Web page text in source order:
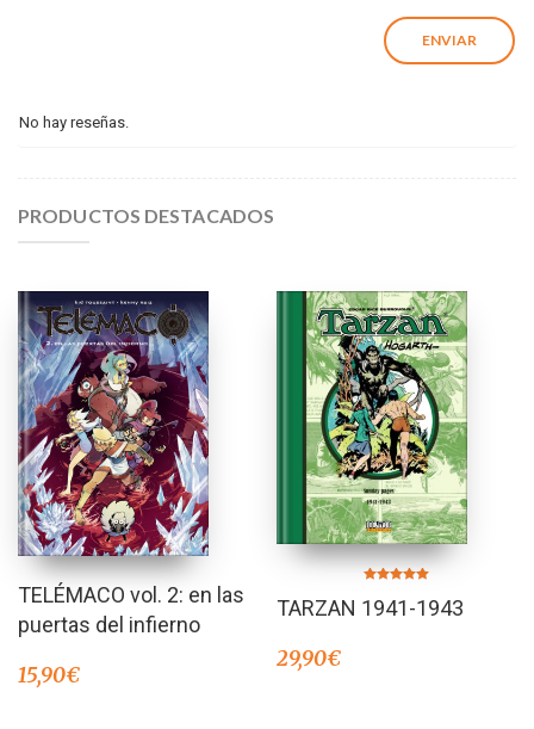
No hay reseñas.
PRODUCTOS DESTACADOS
TELÉMACO vol. 2: en las
puertas del infierno
15,90€
5.00
de 5
TARZAN 1941-1943
29,90€